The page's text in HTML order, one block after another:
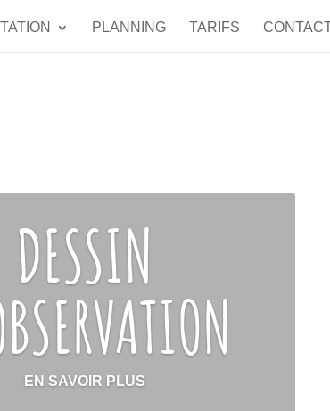
PLANNING TARIFS